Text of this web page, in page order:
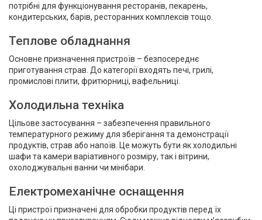
потрібні для функціонування ресторанів, пекарень,
кондитерських, барів, ресторанних комплексів тощо.
Теплове обладнання
Основне призначення пристроїв – безпосереднє
приготування страв. До категорії входять печі, грилі,
промислові плити, фритюрниці, вафельниці.
Холодильна техніка
Цільове застосування – забезпечення правильного
температурного режиму для зберігання та демонстрації
продуктів, страв або напоїв. Це можуть бути як холодильні
шафи та камери варіативного розміру, так і вітрини,
охолоджувальні ванни чи мінібари.
Електромеханічне оснащення
Ці пристрої призначені для обробки продуктів перед їх